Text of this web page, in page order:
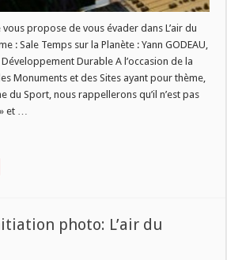
propose de vous évader dans L’air du
: Sale Temps sur la Planète : Yann GODEAU,
Durable A l’occasion de la
Monuments et des Sites ayant pour thème,
du Sport, nous rappellerons qu’il n’est pas
et …
photo: L’air du